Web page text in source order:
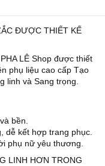
ĐƯỢC THIẾT KẾ
LÊ Shop được thiết
phụ liệu cao cấp Tạo
linh và Sang trọng.
bền.
dễ kết hợp trang phục.
phụ nữ yêu thương.
LINH HƠN TRONG